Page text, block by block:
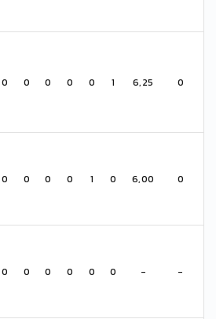
0 0 0 0 0 1 6,25 0
0 0 0 0 1 0 6,00 0
0 0 0 0 0 0 - -